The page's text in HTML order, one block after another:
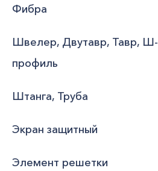
Фибра
Швелер, Двутавр, Тавр, Ш-
профиль
Штанга, Труба
Экран защитный
Элемент решетки